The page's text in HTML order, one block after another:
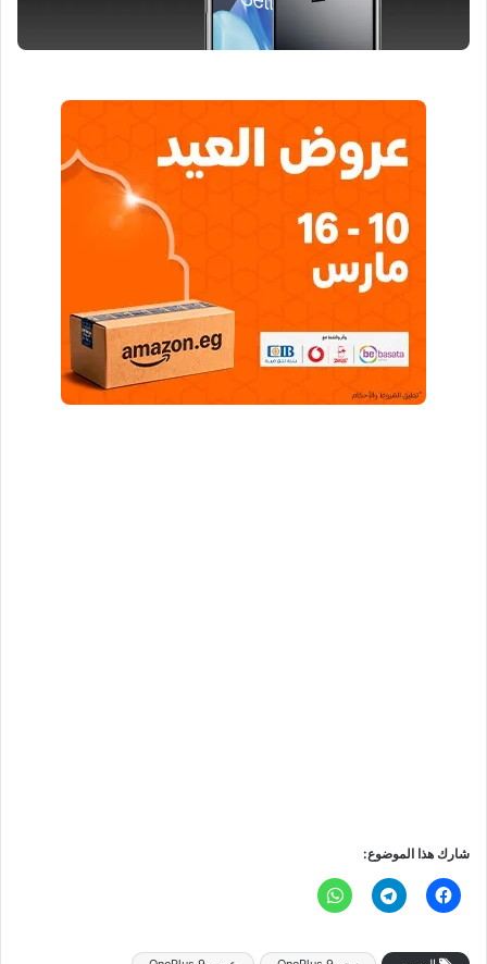
شارك هذا الموضوع: